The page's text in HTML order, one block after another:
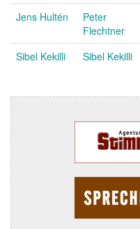
Jens Hultén
Peter
Flechtner
Sibel Kekilli Sibel Kekilli